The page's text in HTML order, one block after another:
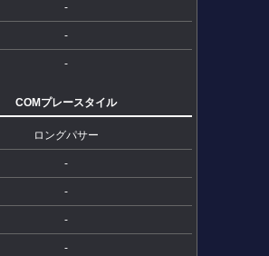
-
-
-
COMプレースタイル
ロングパサー
-
-
-
-